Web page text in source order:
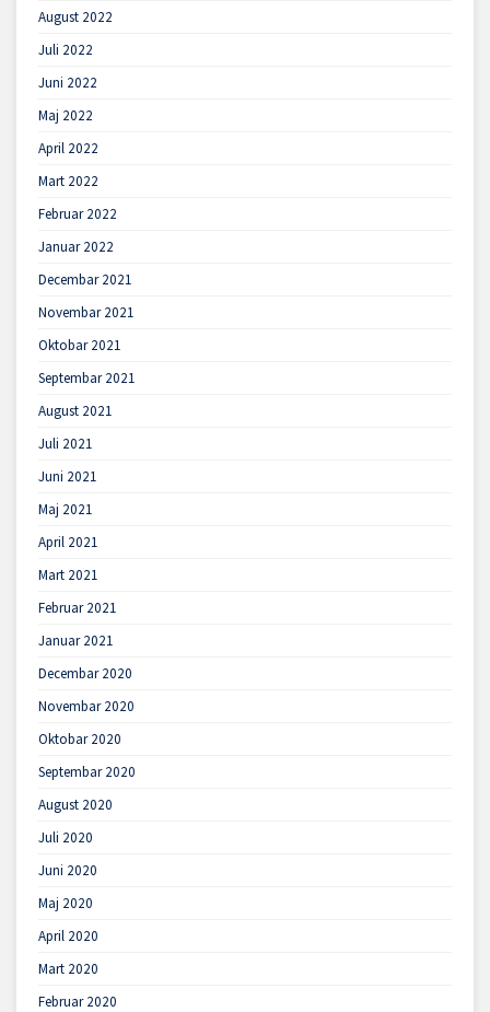
August 2022
Juli 2022
Juni 2022
Maj 2022
April 2022
Mart 2022
Februar 2022
Januar 2022
Decembar 2021
Novembar 2021
Oktobar 2021
Septembar 2021
August 2021
Juli 2021
Juni 2021
Maj 2021
April 2021
Mart 2021
Februar 2021
Januar 2021
Decembar 2020
Novembar 2020
Oktobar 2020
Septembar 2020
August 2020
Juli 2020
Juni 2020
Maj 2020
April 2020
Mart 2020
Februar 2020